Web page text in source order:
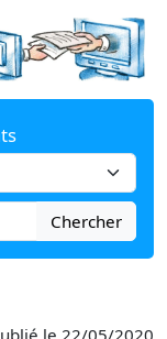
Chercher
le 22/05/2020